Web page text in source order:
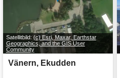
Satellitbild: (c) Esri, Maxar, Earthstar
Geographics, and the GIS User
Community
Vänern, Ekudden